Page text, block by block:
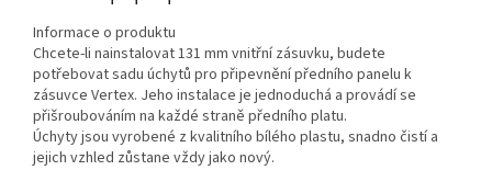
Informace o produktu
Chcete-li nainstalovat 131 mm vnitřní zásuvku, budete
potřebovat sadu úchytů pro připevnění předního panelu k
zásuvce Vertex. Jeho instalace je jednoduchá a provádí se
přišroubováním na každé straně předního platu.
Úchyty jsou vyrobené z kvalitního bílého plastu, snadno čistí a
jejich vzhled zůstane vždy jako nový.